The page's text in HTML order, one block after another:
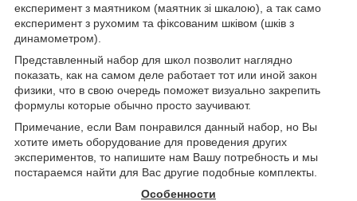
експеримент з маятником (маятник зі шкалою), а так само
експеримент з рухомим та фіксованим шківом (шків з
динамометром).
Представленный набор для школ позволит наглядно
показать, как на самом деле работает тот или иной закон
физики, что в свою очередь поможет визуально закрепить
формулы которые обычно просто заучивают.
Примечание, если Вам понравился данный набор, но Вы
хотите иметь оборудование для проведения других
экспериментов, то напишите нам Вашу потребность и мы
постараемся найти для Вас другие подобные комплекты.
Особенности